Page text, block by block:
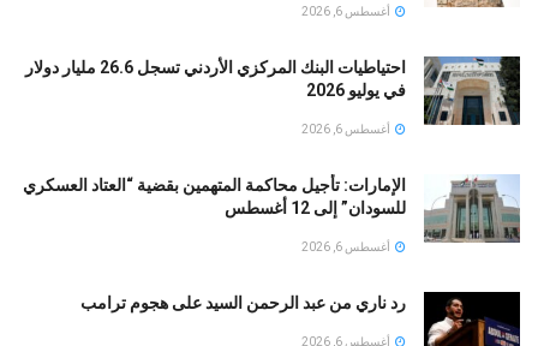
أغسطس 6, 2026
احتياطيات البنك المركزي الأردني تسجل 26.6 مليار دولار
في يوليو 2026
أغسطس 6, 2026
الإمارات: تأجيل محاكمة المتهمين بقضية “العتاد العسكري
للسودان” إلى 12 أغسطس
أغسطس 6, 2026
رد ناري من عبد الرحمن السيد على هجوم ترامب
أغسطس 6, 2026